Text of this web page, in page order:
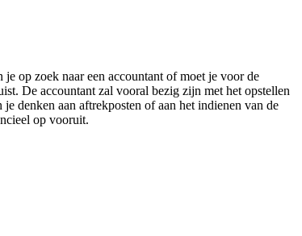
op zoek naar een accountant of moet je voor de
De accountant zal vooral bezig zijn met het opstellen
denken aan aftrekposten of aan het indienen van de
op vooruit.